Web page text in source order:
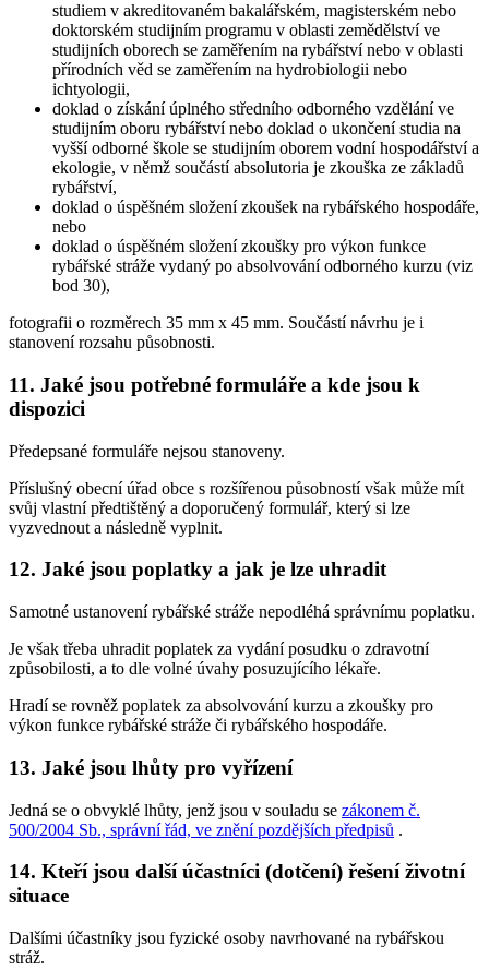
studiem v akreditovaném bakalářském, magisterském nebo
doktorském studijním programu v oblasti zemědělství ve
studijních oborech se zaměřením na rybářství nebo v oblasti
přírodních věd se zaměřením na hydrobiologii nebo
ichtyologii,
doklad o získání úplného středního odborného vzdělání ve
studijním oboru rybářství nebo doklad o ukončení studia na
vyšší odborné škole se studijním oborem vodní hospodářství a
ekologie, v němž součástí absolutoria je zkouška ze základů
rybářství,
doklad o úspěšném složení zkoušek na rybářského hospodáře,
nebo
doklad o úspěšném složení zkoušky pro výkon funkce
rybářské stráže vydaný po absolvování odborného kurzu (viz
bod 30),
fotografii o rozměrech 35 mm x 45 mm. Součástí návrhu je i
stanovení rozsahu působnosti.
11. Jaké jsou potřebné formuláře a kde jsou k
dispozici
Předepsané formuláře nejsou stanoveny.
Příslušný obecní úřad obce s rozšířenou působností však může mít
svůj vlastní předtištěný a doporučený formulář, který si lze
vyzvednout a následně vyplnit.
12. Jaké jsou poplatky a jak je lze uhradit
Samotné ustanovení rybářské stráže nepodléhá správnímu poplatku.
Je však třeba uhradit poplatek za vydání posudku o zdravotní
způsobilosti, a to dle volné úvahy posuzujícího lékaře.
Hradí se rovněž poplatek za absolvování kurzu a zkoušky pro
výkon funkce rybářské stráže či rybářského hospodáře.
13. Jaké jsou lhůty pro vyřízení
Jedná se o obvyklé lhůty, jenž jsou v souladu se zákonem č.
500/2004 Sb., správní řád, ve znění pozdějších předpisů .
14. Kteří jsou další účastníci (dotčení) řešení životní
situace
Dalšími účastníky jsou fyzické osoby navrhované na rybářskou
stráž.